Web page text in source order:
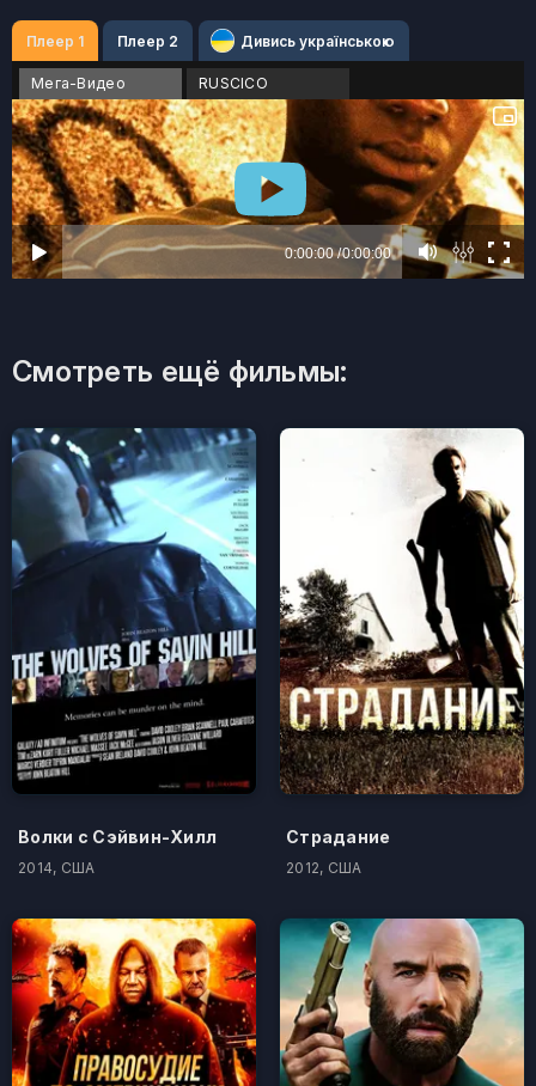
Плеер 1 Плеер 2 Дивись українською
Мега-Видео RUSCICO
Смотреть ещё фильмы:
Волки с Сэйвин-Хилл
2014, США
Страдание
2012, США